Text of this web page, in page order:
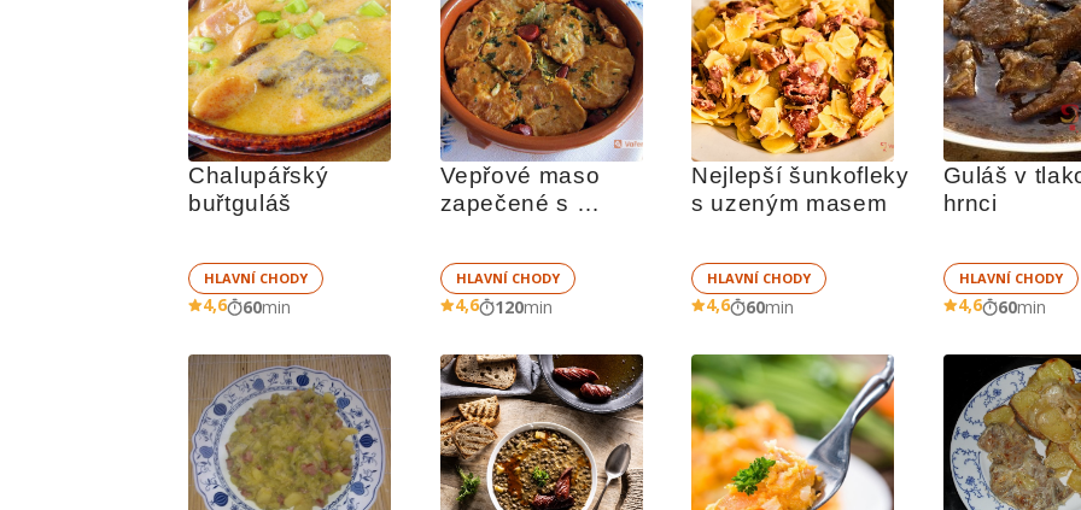
Chalupářský
buřtguláš
HLAVNÍ CHODY
4,6 60min
Vepřové maso
zapečené s
Živánská
HLAVNÍ CHODY
4,6 120min
Nejlepší šunkofleky
s uzeným masem
HLAVNÍ CHODY
4,6 60min
Guláš v
hrnci
HLAVNÍ CHODY
4,6 60min